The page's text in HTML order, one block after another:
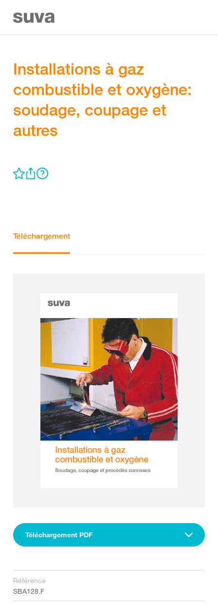
Installations à gaz
combustible et oxygène:
soudage, coupage et
autres
Téléchargement
Téléchargement PDF
Référence
SBA128.F